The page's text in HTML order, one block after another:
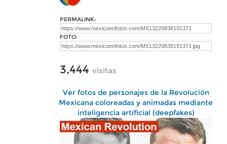
PERMALINK:
FOTO:
3,444 visitas
Ver fotos de personajes de la Revolución
Mexicana coloreadas y animadas mediante
inteligencia artificial (deepfakes)